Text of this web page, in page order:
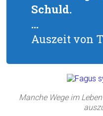
Schuld.
…
Auszeit von
Manche Wege im